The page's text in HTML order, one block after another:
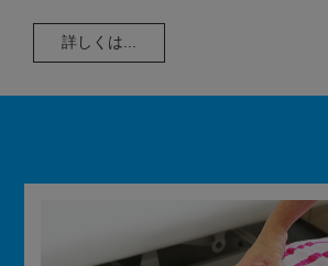
詳しくは...